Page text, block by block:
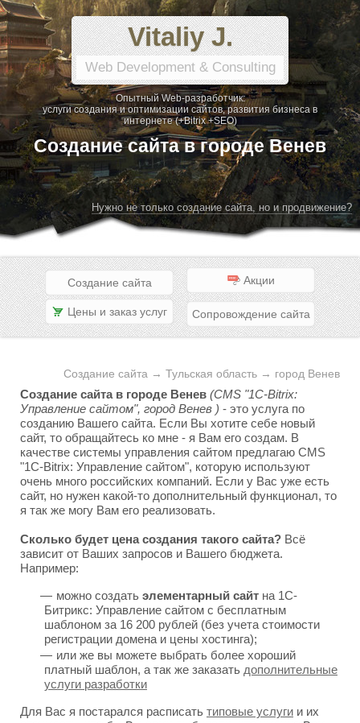
Vitaliy J.
Web Development & Consulting
Опытный Web-разработчик:
услуги создания и оптимизации сайтов, развития бизнеса в
интернете (+Bitrix +SEO)
Создание сайта в городе Венев
Нужно не только создание сайта, но и продвижение?
Создание сайта Акции
Цены и заказ услуг Сопровождение сайта
Создание сайта → Тульская область → город Венев
Создание сайта в городе Венев (CMS "1C-Bitrix:
Управление сайтом", город Венев ) - это услуга по
созданию Вашего сайта. Если Вы хотите себе новый
сайт, то обращайтесь ко мне - я Вам его создам. В
качестве системы управления сайтом предлагаю CMS
"1C-Bitrix: Управление сайтом", которую используют
очень много российских компаний. Если у Вас уже есть
сайт, но нужен какой-то дополнительный функционал, то
я так же могу Вам его реализовать.
Сколько будет цена создания такого сайта? Всё
зависит от Ваших запросов и Вашего бюджета.
Например:
можно создать элементарный сайт на 1С-
Битрикс: Управление сайтом с бесплатным
шаблоном за 16 200 рублей (без учета стоимости
регистрации домена и цены хостинга);
или же вы можете выбрать более хороший
платный шаблон, а так же заказать дополнительные
услуги разработки
Для Вас я постарался расписать типовые услуги и их